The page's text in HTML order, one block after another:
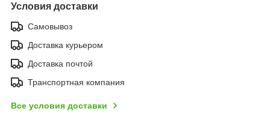
Условия доставки
Самовывоз
Доставка курьером
Доставка почтой
Транспортная компания
Все условия доставки